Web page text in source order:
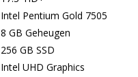
Intel Pentium Gold 7505
8 GB Geheugen
256 GB SSD
Intel UHD Graphics